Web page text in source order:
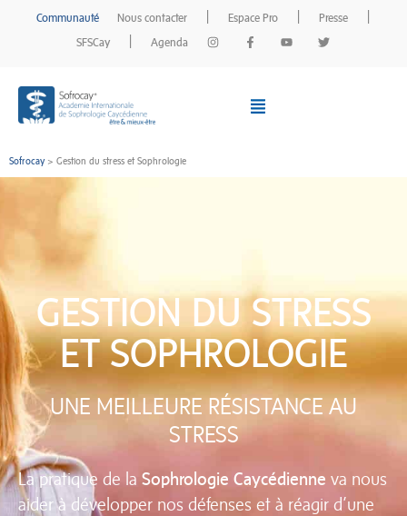
Communauté Nous contacter Espace Pro Presse
SFSCay Agenda
RECHERCHE
scientifique
TROUVER
un sophrologue
ÉDITIONS
nos ouvrages
REPLAY
de nos évènements
Sofrocay> Gestion du stress et Sophrologie
GESTION DU STRESS
ET SOPHROLOGIE
UNE MEILLEURE RÉSISTANCE AU
STRESS
La pratique de la Sophrologie Caycédienne va nous
aider à développer nos défenses et à réagir d’une